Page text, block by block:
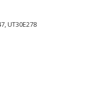
UT30E278